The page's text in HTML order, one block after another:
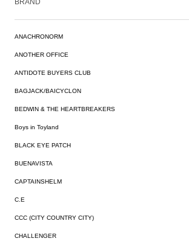
BRAND
ANACHRONORM
ANOTHER OFFICE
ANTIDOTE BUYERS CLUB
BAGJACK/BAICYCLON
BEDWIN & THE HEARTBREAKERS
Boys in Toyland
BLACK EYE PATCH
BUENAVISTA
CAPTAINSHELM
C.E
CCC (CITY COUNTRY CITY)
CHALLENGER